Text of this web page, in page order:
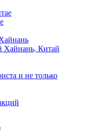
Хайнань, Китай
и не только